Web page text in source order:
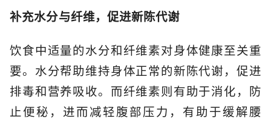
补充水分与纤维，促进新陈代谢
饮食中适量的水分和纤维素对身体健康至关重
要。水分帮助维持身体正常的新陈代谢，促进
排毒和营养吸收。而纤维素则有助于消化，防
止便秘，进而减轻腹部压力，有助于缓解腰